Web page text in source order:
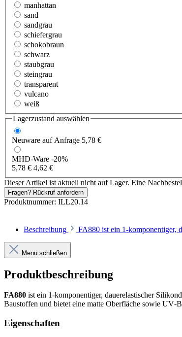
manhattan
sand
sandgrau
schiefergrau
schokobraun
schwarz
staubgrau
steingrau
transparent
vulcano
weiß
Lagerzustand auswählen
Neuware auf Anfrage 5,78 €
MHD-Ware -20%
5,78 € 4,62 €
Dieser Artikel ist aktuell nicht auf Lager. Eine
Fragen? Rückruf anfordern
Produktnummer: ILL20.14
Beschreibung FA880 ist ein
Menü schließen
Produktbeschreibung
FA880 ist ein 1‑komponentiger, dauerelastischer
Baustoffen und bietet eine matte Oberfläche sowie
Eigenschaften